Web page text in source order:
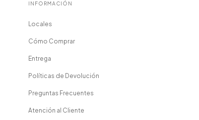
INFORMACIÓN
Locales
Cómo Comprar
Entrega
Políticas de Devolución
Preguntas Frecuentes
Atención al Cliente